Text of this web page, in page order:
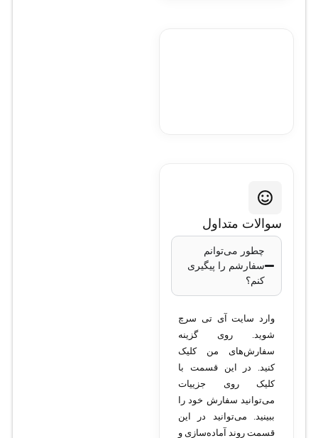
سوالات متداول
چطور می‌توانم
سفارشم را پیگیری
کنم؟
وارد سایت آی تی سرچ
شوید. روی گزینه
سفارش‌های من کلیک
کنید. در این قسمت با
کلیک روی جزییات
می‌توانید سفارش خود را
ببینید. می‌توانید در این
قسمت روند آماده‌سازی و